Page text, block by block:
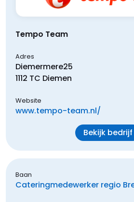
Tempo Team
Adres
Diemermere25
1112 TC Diemen
Website
www.tempo-team.nl/
Bekijk bedrijf
Baan
Cateringmedewerker regio